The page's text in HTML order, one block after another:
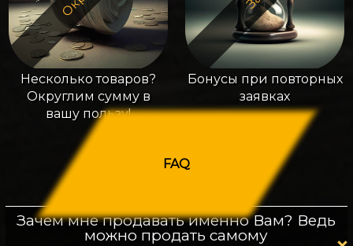
Несколько товаров?
Округлим сумму в
вашу пользу!
Бонусы при повторных
заявках
FAQ
Зачем мне продавать именно Вам? Ведь
можно продать самому